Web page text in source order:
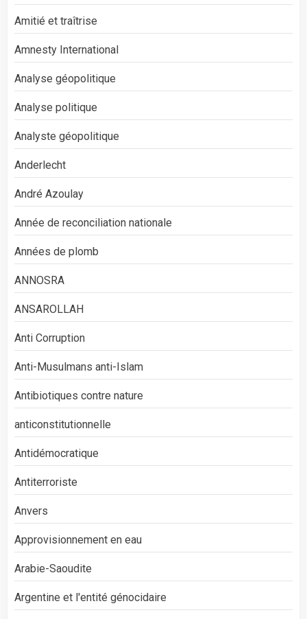
Amitié et traîtrise
Amnesty International
Analyse géopolitique
Analyse politique
Analyste géopolitique
Anderlecht
André Azoulay
Année de reconciliation nationale
Années de plomb
ANNOSRA
ANSAROLLAH
Anti Corruption
Anti-Musulmans anti-Islam
Antibiotiques contre nature
anticonstitutionnelle
Antidémocratique
Antiterroriste
Anvers
Approvisionnement en eau
Arabie-Saoudite
Argentine et l'entité génocidaire